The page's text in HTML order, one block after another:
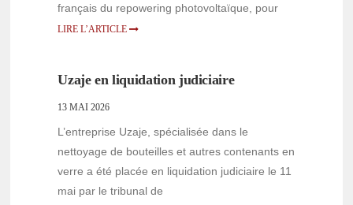
français du repowering photovoltaïque, pour
LIRE L’ARTICLE
Uzaje en liquidation judiciaire
13 MAI 2026
L’entreprise Uzaje, spécialisée dans le
nettoyage de bouteilles et autres contenants en
verre a été placée en liquidation judiciaire le 11
mai par le tribunal de